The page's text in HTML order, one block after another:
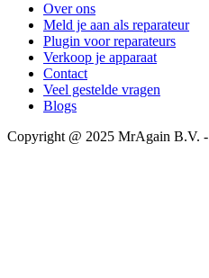
Over ons
Meld je aan als reparateur
Plugin voor reparateurs
Verkoop je apparaat
Contact
Veel gestelde vragen
Blogs
Copyright @ 2025 MrAgain B.V. -